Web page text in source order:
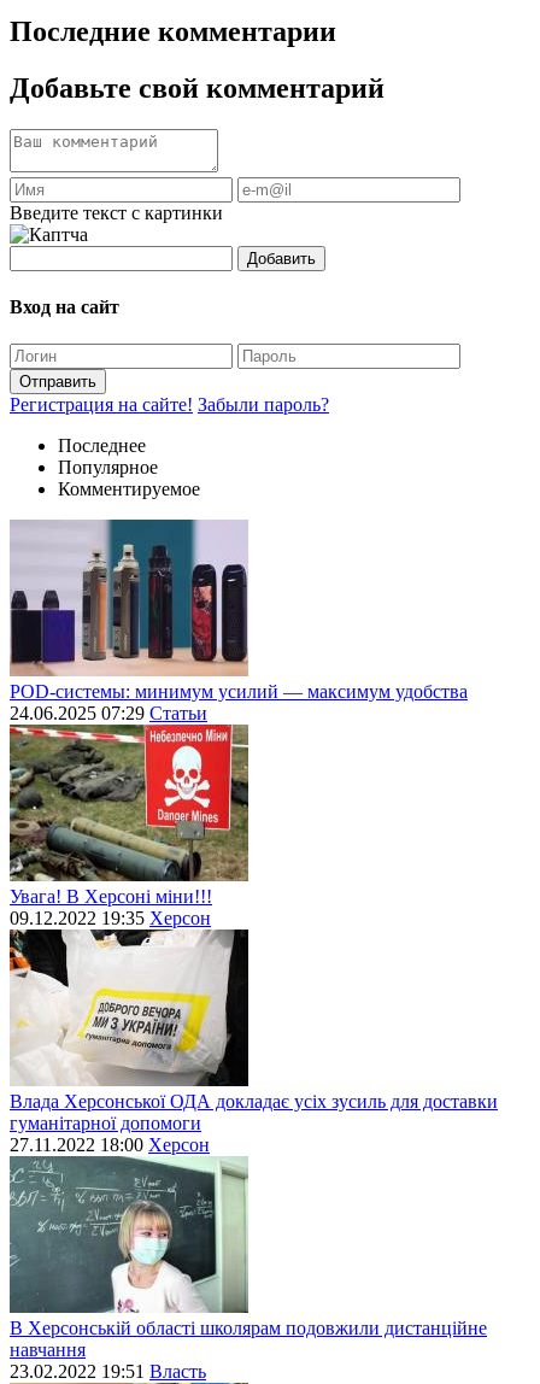
Последние комментарии
Добавьте свой комментарий
Введите текст с картинки
Добавить
Вход на сайт
Отправить
Регистрация на сайте! Забыли пароль?
Последнее
Популярное
Комментируемое
POD-системы: минимум усилий — максимум удобства
24.06.2025 07:29 Статьи
Увага! В Херсоні міни!!!
09.12.2022 19:35 Херсон
Влада Херсонської ОДА докладає усіх зусиль для доставки
гуманітарної допомоги
27.11.2022 18:00 Херсон
В Херсонській області школярам подовжили дистанційне
навчання
23.02.2022 19:51 Власть